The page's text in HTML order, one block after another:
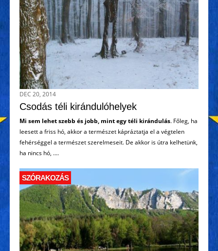
DEC 20, 2014
Csodás téli kirándulóhelyek
Mi sem lehet szebb és jobb, mint egy téli kirándulás. Főleg, ha
leesett a friss hó, akkor a természet kápráztatja el a végtelen
fehérséggel a természet szerelmeseit. De akkor is útra kelhetünk,
ha nincs hó, ....
SZÓRAKOZÁS